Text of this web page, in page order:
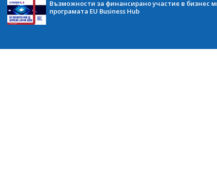
Възможности за финансирано участие в бизнес
програмата EU Business Hub